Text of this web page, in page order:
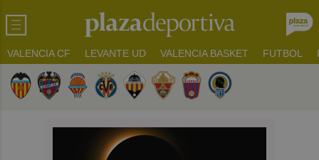
VALENCIA CF LEVANTE UD VALENCIA BASKET FUTBOL